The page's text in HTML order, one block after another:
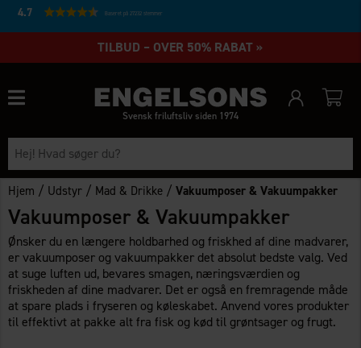
4.7 Baseret på 27232 stemmer
TILBUD – OVER 50% RABAT »
Svensk friluftsliv siden 1974
Hjem / Udstyr / Mad & Drikke /Vakuumposer & Vakuumpakker
Vakuumposer & Vakuumpakker
Ønsker du en længere holdbarhed og friskhed af dine madvarer,
er vakuumposer og vakuumpakker det absolut bedste valg. Ved
at suge luften ud, bevares smagen, næringsværdien og
friskheden af dine madvarer. Det er også en fremragende måde
at spare plads i fryseren og køleskabet. Anvend vores produkter
til effektivt at pakke alt fra fisk og kød til grøntsager og frugt.